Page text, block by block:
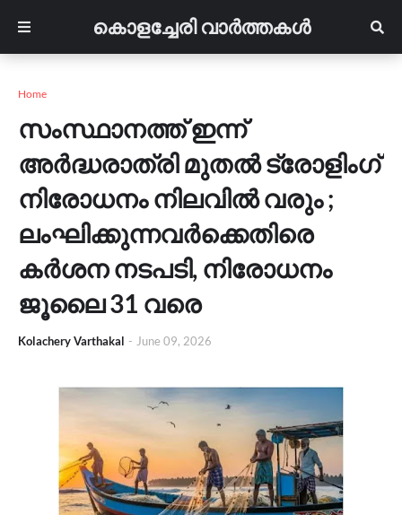
കൊളച്ചേരി വാർത്തകൾ
Home
സംസ്ഥാനത്ത് ഇന്ന്
അർദ്ധരാത്രി മുതൽ ട്രോളിംഗ്
നിരോധനം നിലവിൽ വരും ;
ലംഘിക്കുന്നവർക്കെതിരെ
കർശന നടപടി, നിരോധനം
ജൂലൈ 31 വരെ
Kolachery Varthakal - June 09, 2026